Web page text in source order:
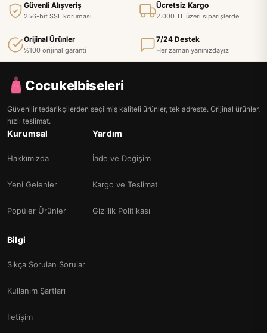
Güvenli Alışveriş
256-bit SSL koruması
Ücretsiz Kargo
2.000 TL üzeri siparişlerde
Orijinal Ürünler
%100 orijinal garanti
7/24 Destek
Her zaman yanınızdayız
Cocukelbiseleri
Güvenilir tedarikçilerden seçilmiş kaliteli ürünler, tek adreste. Orijinal ürünler,
hızlı teslimat.
Kurumsal
Hakkımızda
Yeni Gelenler
Popüler Ürünler
Yardım
İade ve Değişim
Kargo ve Teslimat
Gizlilik Politikası
Bilgi
Sıkça Sorulan Sorular
Kullanım Şartları
İletişim